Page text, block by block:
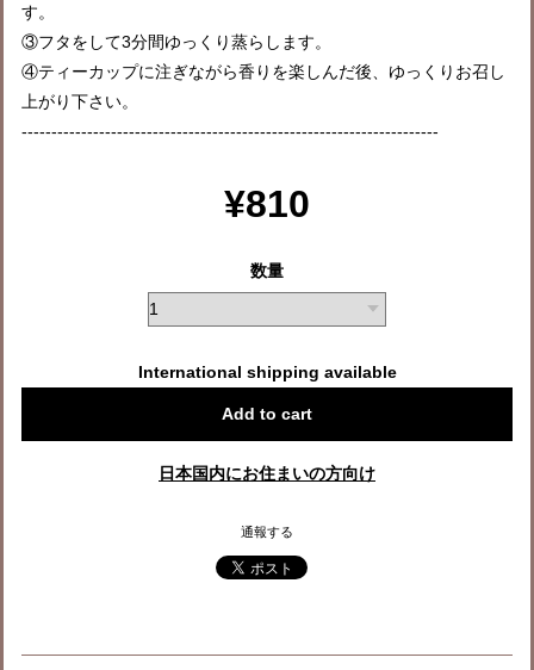
す。
③フタをして3分間ゆっくり蒸らします。
④ティーカップに注ぎながら香りを楽しんだ後、ゆっくりお召し
上がり下さい。
----------------------------------------------------------------------
¥810
数量
International shipping available
Add to cart
日本国内にお住まいの方向け
通報する